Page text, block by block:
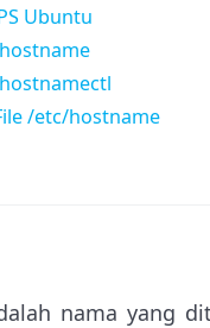
Ubuntu
/etc/hostname
nama yang